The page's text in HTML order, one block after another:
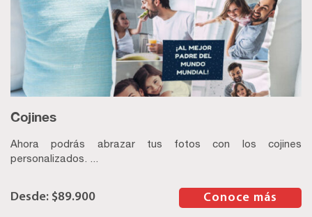
Cojines
Ahora podrás abrazar tus fotos con los cojines
personalizados. ...
$89.900 Conoce más